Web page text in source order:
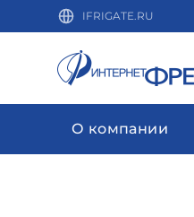
IFRIGATE.RU
О компании